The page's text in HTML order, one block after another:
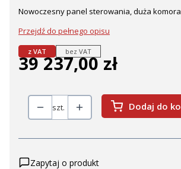
Nowoczesny panel sterowania, duża
Przejdź do pełnego opisu
z VAT bez VAT
Cena
39 237,00 zł
szt. Dodaj do
Zapytaj o produkt